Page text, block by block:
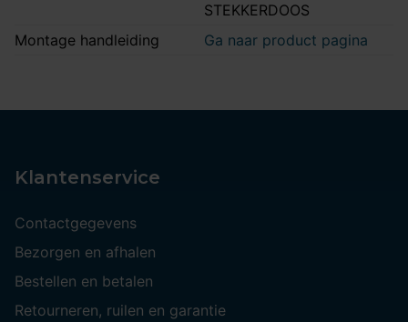
STEKKERDOOS
Montage handleiding
Ga naar product pagina
Klantenservice
Contactgegevens
Bezorgen en afhalen
Bestellen en betalen
Retourneren, ruilen en garantie